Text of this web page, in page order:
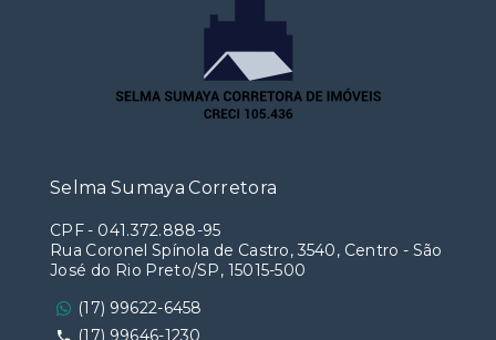
Selma Sumaya Corretora
CPF- 041.372.888-95
Rua Coronel Spínola de Castro, 3540, Centro - São
José do Rio Preto/SP, 15015-500
(17) 99622-6458
(17) 99646-1230